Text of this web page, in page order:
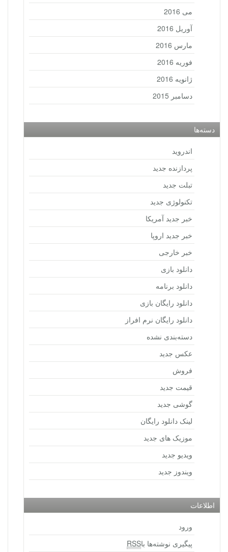
می 2016
آوریل 2016
مارس 2016
فوریه 2016
ژانویه 2016
دسامبر 2015
دسته‌ها
اندروید
پردازنده جدید
تبلت جدید
تکنولوژی جدید
خبر جدید آمریکا
خبر جدید اروپا
خبر خارجی
دانلود بازی
دانلود برنامه
دانلود رایگان بازی
دانلود رایگان نرم افراز
دسته‌بندی نشده
عکس جدید
فروش
قیمت جدید
گوشی جدید
لینک دانلود رایگان
موزیک های جدید
ویدیو جدید
ویندوز جدید
اطلاعات
ورود
پیگیری نوشته‌ها باRSS